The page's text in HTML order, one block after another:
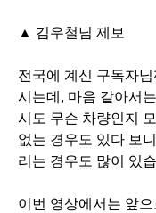
▲ 김우철님 제보
전국에 계신 구독자
시는데, 마음 같아서
시도 무슨 차량인지
없는 경우도 있다 보
리는 경우도 많이 있
이번 영상에서는 앞